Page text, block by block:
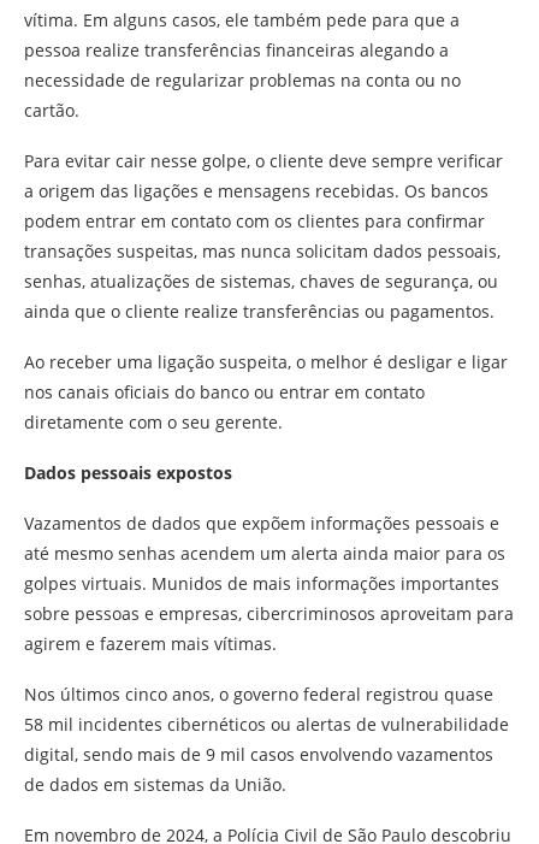
vítima. Em alguns casos, ele também pede para que a
pessoa realize transferências financeiras alegando a
necessidade de regularizar problemas na conta ou no
cartão.
Para evitar cair nesse golpe, o cliente deve sempre verificar
a origem das ligações e mensagens recebidas. Os bancos
podem entrar em contato com os clientes para confirmar
transações suspeitas, mas nunca solicitam dados pessoais,
senhas, atualizações de sistemas, chaves de segurança, ou
ainda que o cliente realize transferências ou pagamentos.
Ao receber uma ligação suspeita, o melhor é desligar e ligar
nos canais oficiais do banco ou entrar em contato
diretamente com o seu gerente.
Dados pessoais expostos
Vazamentos de dados que expõem informações pessoais e
até mesmo senhas acendem um alerta ainda maior para os
golpes virtuais. Munidos de mais informações importantes
sobre pessoas e empresas, cibercriminosos aproveitam para
agirem e fazerem mais vítimas.
Nos últimos cinco anos, o governo federal registrou quase
58 mil incidentes cibernéticos ou alertas de vulnerabilidade
digital, sendo mais de 9 mil casos envolvendo vazamentos
de dados em sistemas da União.
Em novembro de 2024, a Polícia Civil de São Paulo descobriu